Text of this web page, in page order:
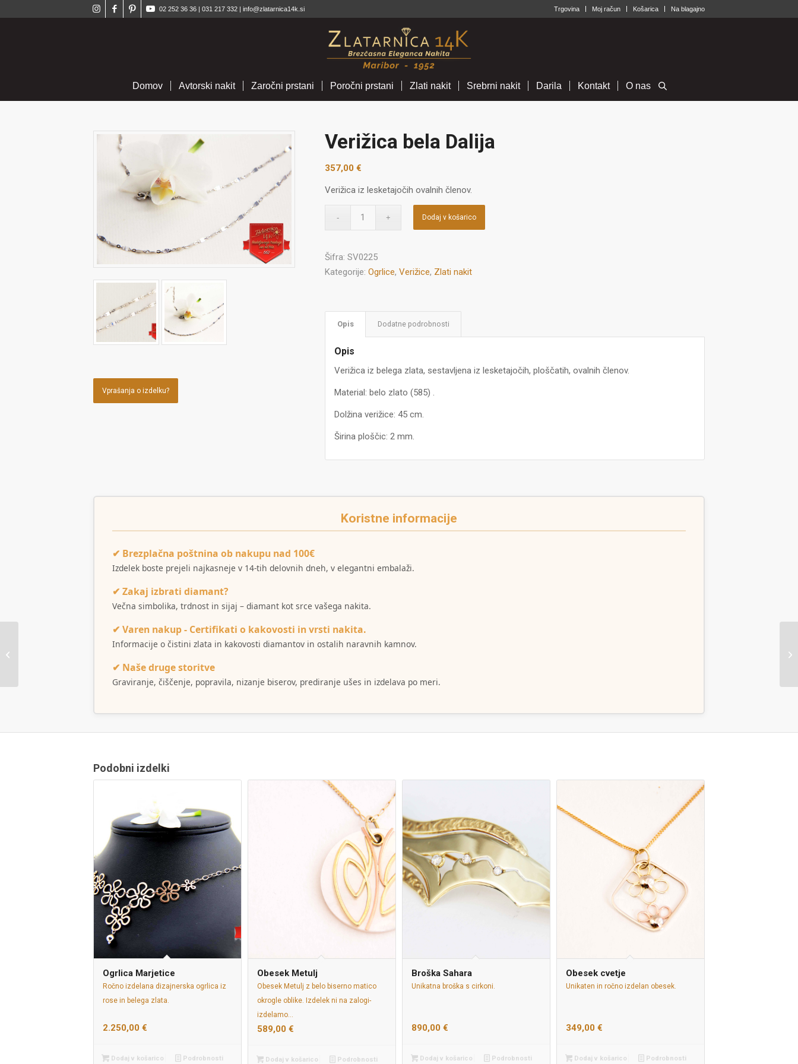
Trgovina Moj račun Košarica Na blagajno
02 252 36 36 | 031 217 332 | info@zlatarnica14k.si
Domov Avtorski nakit Zaročni prstani Poročni prstani Zlati nakit Srebrni nakit Darila Kontakt O nas
Vprašanja o izdelku?
Verižica bela Dalija
357,00 €
Verižica iz lesketajočih ovalnih členov.
Dodaj v košarico
Šifra: SV0225
Kategorije: Ogrlice, Verižice, Zlati nakit
Opis Dodatne podrobnosti
Opis
Verižica iz belega zlata, sestavljena iz lesketajočih, ploščatih, ovalnih členov.
Material: belo zlato (585) .
Dolžina verižice: 45 cm.
Širina ploščic: 2 mm.
Koristne informacije
✔ Brezplačna poštnina ob nakupu nad 100€
Izdelek boste prejeli najkasneje v 14-tih delovnih dneh, v elegantni embalaži.
✔ Zakaj izbrati diamant?
Večna simbolika, trdnost in sijaj – diamant kot srce vašega nakita.
✔ Varen nakup - Certifikati o kakovosti in vrsti nakita.
Informacije o čistini zlata in kakovosti diamantov in ostalih naravnih kamnov.
✔ Naše druge storitve
Graviranje, čiščenje, popravila, nizanje biserov, prediranje ušes in izdelava po meri.
Podobni izdelki
Ogrlica Marjetice
Ročno izdelana dizajnerska ogrlica iz
rose in belega zlata.
2.250,00 €
Dodaj v košarico Podrobnosti
Obesek Metulj
Obesek Metulj z belo biserno matico
okrogle oblike. Izdelek ni na zalogi-
izdelamo…
589,00€
Dodaj v košarico Podrobnosti
Broška Sahara
Unikatna broška s cirkoni.
890,00€
Dodaj v košarico Podrobnosti
Obesek cvetje
Unikaten in ročno izdelan obesek.
349,00€
Dodaj v košarico Podrobnosti